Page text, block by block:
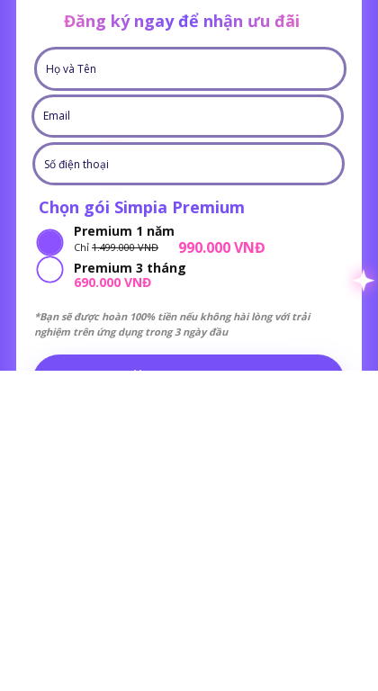
Đăng ký ngay để nhận ưu đãi
*Bạn sẽ được hoàn 100% tiền nếu không hài lòng với trải
nghiệm trên ứng dụng trong 3 ngày đầu
Chọn gói Simpia Premium
Premium 1 năm
Chỉ1.499.000 VNĐ 990.000 VNĐ
Premium 3 tháng
690.000 VNĐ